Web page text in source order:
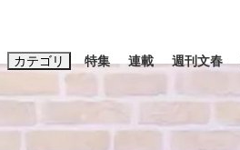
カテゴリ 特集 連載 週刊文春